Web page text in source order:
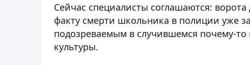
Сейчас специалисты соглашаются:
факту смерти школьника в полиции уже
подозреваемым в случившемся почему-то
культуры.